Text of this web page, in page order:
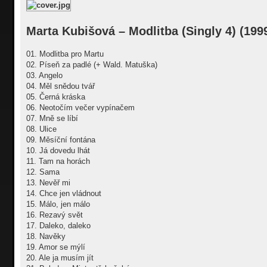
н
Marta Kubišová – Modlitba (Singly 4)
01. Modlitba pro Martu
02. Píseň za padlé (+ Wald. Matuška)
03. Angelo
04. Měl snědou tvář
05. Černá kráska
06. Neotočím večer vypínačem
07. Mně se líbí
08. Ulice
09. Měsíční fontána
10. Já dovedu lhát
11. Tam na horách
12. Sama
13. Nevěř mi
14. Chce jen vládnout
15. Málo, jen málo
16. Rezavý svět
17. Daleko, daleko
18. Navěky
19. Amor se mýlí
20. Ale ja musím jít